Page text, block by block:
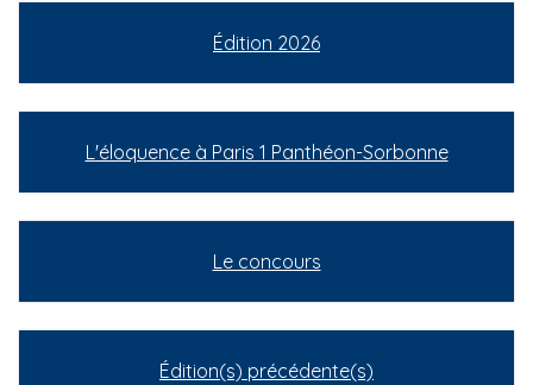
Édition 2026
L'éloquence à Paris 1 Panthéon-Sorbonne
Le concours
Édition(s) précédente(s)